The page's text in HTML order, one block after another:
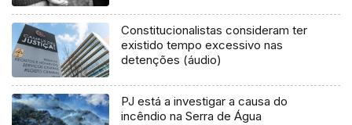
Constitucionalistas consideram ter
existido tempo excessivo nas
detenções (áudio)
PJ está a investigar a causa do
incêndio na Serra de Água